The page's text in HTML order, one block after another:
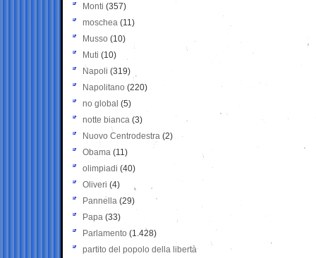
Monti (357)
moschea (11)
Musso (10)
Muti (10)
Napoli (319)
Napolitano (220)
no global (5)
notte bianca (3)
Nuovo Centrodestra (2)
Obama (11)
olimpiadi (40)
Oliveri (4)
Pannella (29)
Papa (33)
Parlamento (1.428)
partito del popolo della libertà